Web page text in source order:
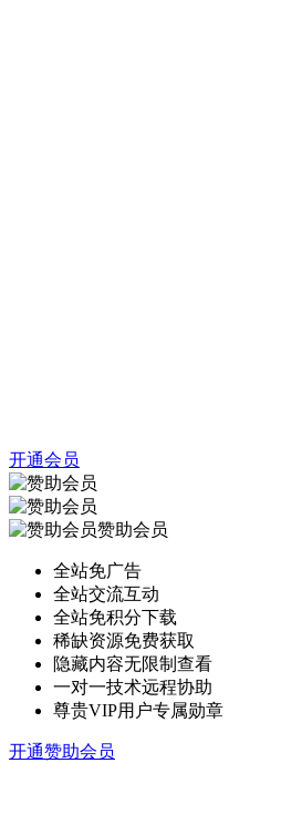
开通会员
赞助会员
全站免广告
全站交流互动
全站免积分下载
稀缺资源免费获取
隐藏内容无限制查看
一对一技术远程协助
尊贵VIP用户专属勋章
开通赞助会员